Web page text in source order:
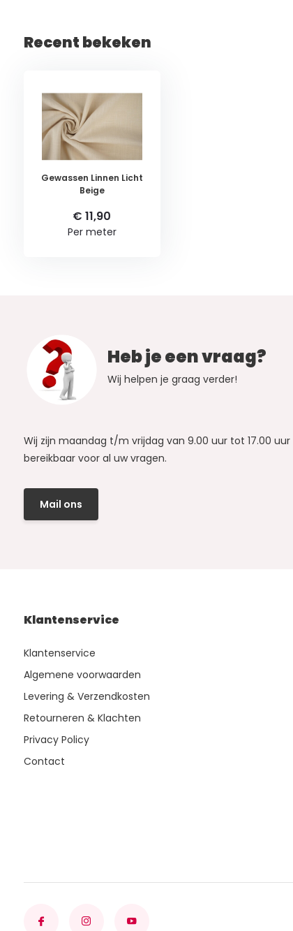
Recent bekeken
Gewassen Linnen Licht
Beige
€ 11,90
Per meter
Heb je een vraag?
Wij helpen je graag verder!
Wij zijn maandag t/m vrijdag van 9.00 uur tot 17.00 uur
bereikbaar voor al uw vragen.
Mail ons
Klantenservice
Klantenservice
Algemene voorwaarden
Levering & Verzendkosten
Retourneren & Klachten
Privacy Policy
Contact